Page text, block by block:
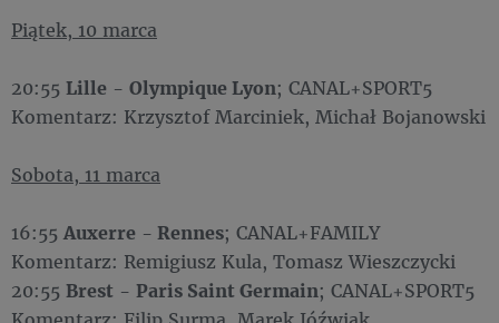
Piątek, 10 marca
20:55 Lille - Olympique Lyon; CANAL+SPORT5
Komentarz: Krzysztof Marciniek, Michał Bojanowski
Sobota, 11 marca
16:55 Auxerre - Rennes; CANAL+FAMILY
Komentarz: Remigiusz Kula, Tomasz Wieszczycki
20:55 Brest - Paris Saint Germain; CANAL+SPORT5